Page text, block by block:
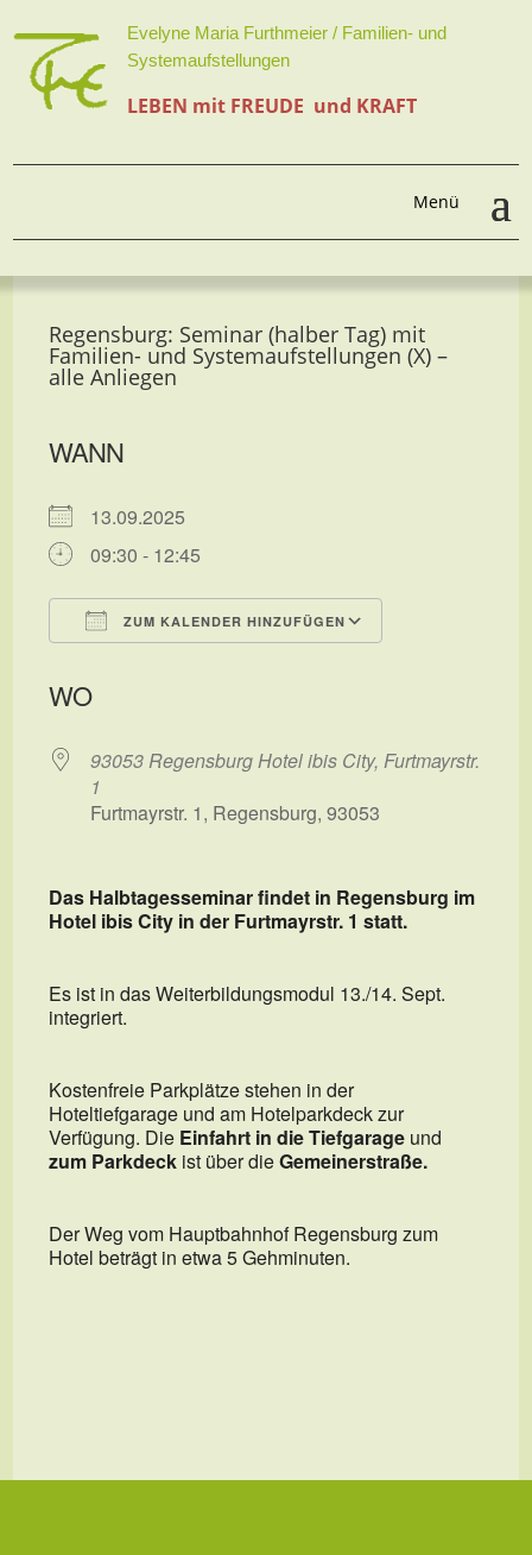
Evelyne Maria Furthmeier / Familien- und
Systemaufstellungen
LEBEN mit FREUDE und KRAFT
Regensburg: Seminar (halber Tag) mit
Familien- und Systemaufstellungen (X) –
alle Anliegen
WANN
13.09.2025
09:30 - 12:45
ZUM KALENDER HINZUFÜGEN
WO
93053 Regensburg Hotel ibis City, Furtmayrstr.
1
Furtmayrstr. 1, Regensburg, 93053
Das Halbtagesseminar findet in Regensburg im
Hotel ibis City in der Furtmayrstr. 1 statt.
Es ist in das Weiterbildungsmodul 13./14. Sept.
integriert.
Kostenfreie Parkplätze stehen in der
Hoteltiefgarage und am Hotelparkdeck zur
Verfügung. Die Einfahrt in die Tiefgarage und
zum Parkdeck ist über dieGemeinerstraße.
Der Weg vom Hauptbahnhof Regensburg zum
Hotel beträgt in etwa 5 Gehminuten.